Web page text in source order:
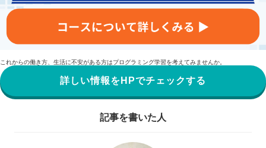
これからの働き方、生活に不安がある方はプログラミング学習を考えてみませんか。
詳しい情報をHPでチェックする
記事を書いた人